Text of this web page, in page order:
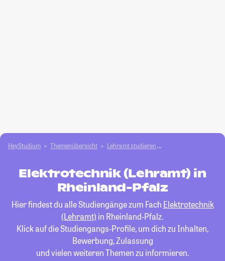
HeyStudium Themenübersicht Lehramt studieren
Elektrotechnik (Lehramt) in
Rheinland-Pfalz
Hier findest du alle Studiengänge zum Fach Elektrotechnik
(Lehramt) in Rheinland-Pfalz.
Klick auf die Studiengangs-Profile, um dich zu Inhalten,
Bewerbung, Zulassung
und vielen weiteren Themen zu informieren.